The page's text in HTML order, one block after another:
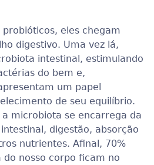
eles chegam
digestivo. Uma vez lá,
intestinal, estimulando
do bem e,
um papel
de seu equilíbrio.
microbiota se encarrega da
digestão, absorção
nutrientes. Afinal, 70%
do nosso corpo ficam no